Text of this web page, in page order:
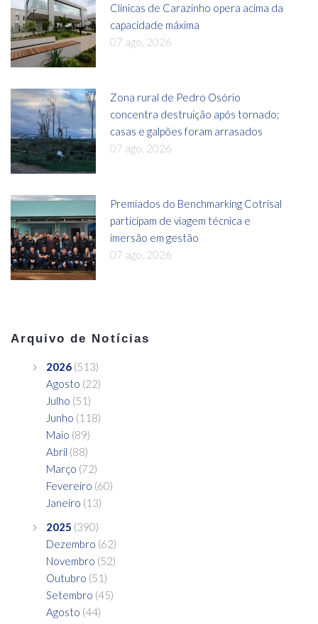
Clínicas de Carazinho opera acima da
capacidade máxima
07 ago, 2026
Zona rural de Pedro Osório
concentra destruição após tornado;
casas e galpões foram arrasados
07 ago, 2026
Premiados do Benchmarking Cotrisal
participam de viagem técnica e
imersão em gestão
07 ago, 2026
Arquivo de Notícias
2026 (513)
Agosto (22)
Julho (51)
Junho (118)
Maio (89)
Abril (88)
Março (72)
Fevereiro (60)
Janeiro (13)
2025 (390)
Dezembro (62)
Novembro (52)
Outubro (51)
Setembro (45)
Agosto (44)